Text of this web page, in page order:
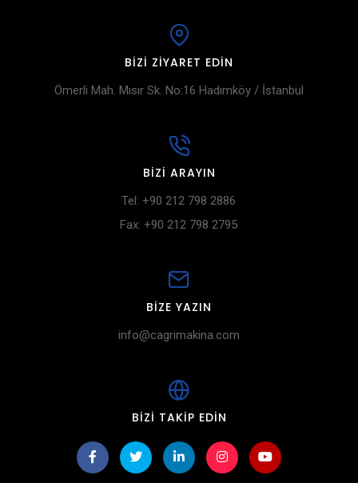
BIZI ZIYARET EDIN
Ömerli Mah. Mısır Sk. No:16 Hadımköy / İstanbul
BIZI ARAYIN
Tel: +90 212 798 2886
Fax: +90 212 798 2795
BIZE YAZIN
info@cagrimakina.com
BIZI TAKIP EDIN